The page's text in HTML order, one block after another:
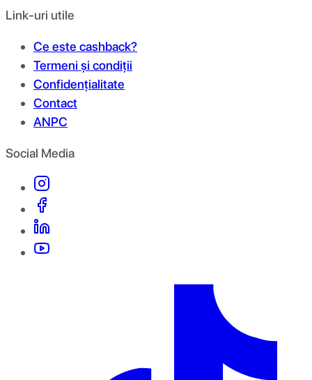
Link-uri utile
Ce este cashback?
Termeni și condiții
Confidențialitate
Contact
ANPC
Social Media